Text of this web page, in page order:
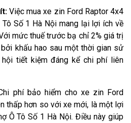
Việc mua xe zin Ford Raptor 4x4
Số 1 Hà Nội mang lại lợi ích về
mức thuế trước bạ chỉ 2% giá trị
khấu hao sau một thời gian sử
hội tiết kiệm đáng kể chi phí liên
phí bảo hiểm cho xe zin Ford
thấp hơn so với xe mới, là một lợi
Ô Tô Số 1 Hà Nội. Điều này giúp